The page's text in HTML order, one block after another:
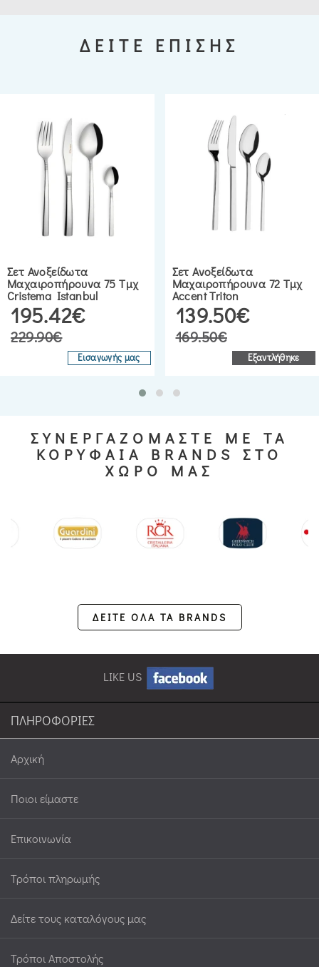
ΔΕΙΤΕ ΕΠΙΣΗΣ
Σετ Ανοξείδωτα
Μαχαιροπήρουνα 75 Τμχ
Cristema Istanbul
195.42€
229.90€
Εισαγωγής μας
Σετ Ανοξείδωτα
Μαχαιροπήρουνα 72 Τμχ
Accent Triton
139.50€
169.50€
Εξαντλήθηκε
ΣΥΝΕΡΓΑΖΟΜΑΣΤΕ ΜΕ ΤΑ
ΚΟΡΥΦΑΙΑ BRANDS ΣΤΟ
ΧΩΡΟ ΜΑΣ
ΔΕΙΤΕ ΟΛΑ ΤΑ BRANDS
LIKE US
ΠΛΗΡΟΦΟΡΙΕΣ
Αρχική
Ποιοι είμαστε
Επικοινωνία
Τρόποι πληρωμής
Δείτε τους καταλόγους μας
Τρόποι Αποστολής